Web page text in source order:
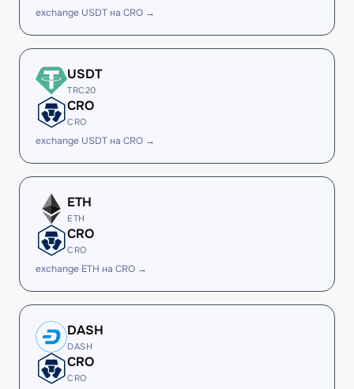
exchange USDT на CRO →
USDT
TRC20
CRO
CRO
exchange USDT на CRO →
ETH
ETH
CRO
CRO
exchange ETH на CRO →
DASH
DASH
CRO
CRO